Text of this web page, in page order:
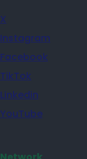
X
Instagram
Facebook
TikTok
Linkedin
YouTube